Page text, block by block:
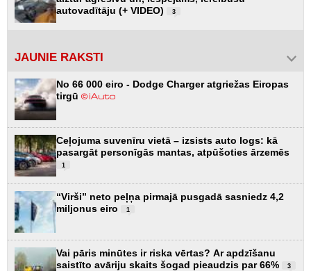
autovadītāju (+ VIDEO)
3
JAUNIE RAKSTI
No 66 000 eiro - Dodge Charger atgriežas Eiropas
tirgū
Ceļojuma suvenīru vietā – izsists auto logs: kā
pasargāt personīgās mantas, atpūšoties ārzemēs
1
“Virši” neto peļņa pirmajā pusgadā sasniedz 4,2
miljonus eiro
1
Vai pāris minūtes ir riska vērtas? Ar apdzīšanu
saistīto avāriju skaits šogad pieaudzis par 66%
3